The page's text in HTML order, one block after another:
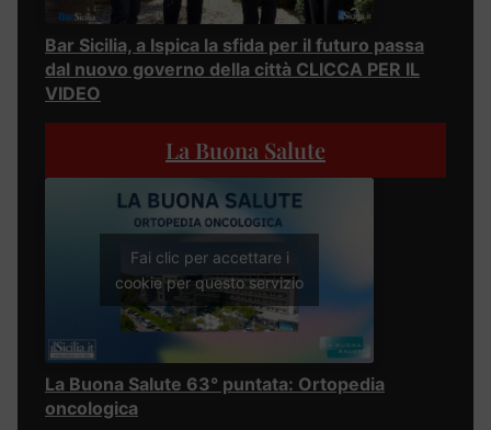
Bar Sicilia, a Ispica la sfida per il futuro passa
dal nuovo governo della città CLICCA PER IL
VIDEO
La Buona Salute
Fai clic per accettare i
cookie per questo servizio
La Buona Salute 63° puntata: Ortopedia
oncologica